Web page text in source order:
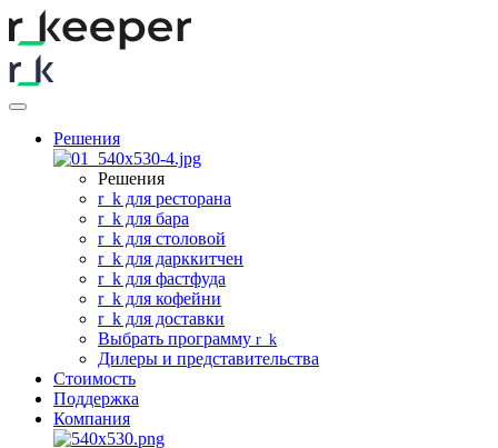
Решения
Решения
r_ k для ресторана
r_ k для бара
r_ k для столовой
r_ k для дарккитчен
r_ k для фастфуда
r_ k для кофейни
r_ k для доставки
Выбрать программу r k
Дилеры и представительства
Стоимость
Поддержка
Компания